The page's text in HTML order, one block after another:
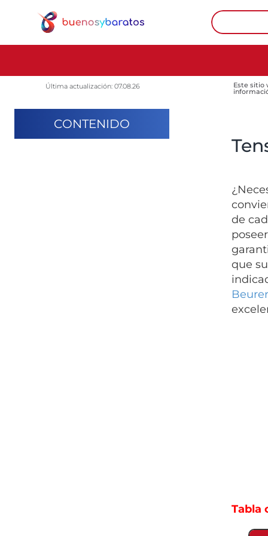
Última actualización: 07.08.26 Este sitio
CONTENIDO
de
que
Tabla